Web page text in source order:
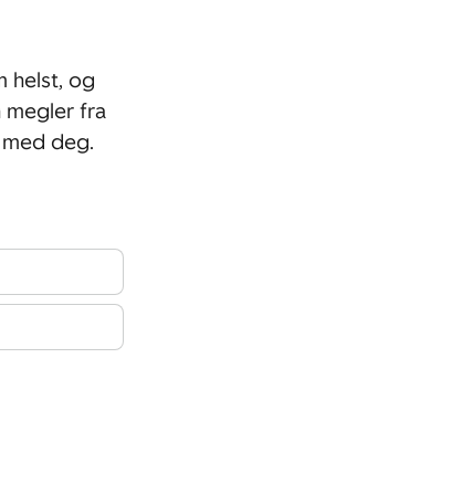
helst, og
megler fra
deg.